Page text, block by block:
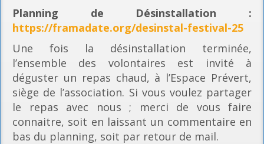
Planning de Désinstallation :
https://framadate.org/desinstal-festival-25
Une fois la désinstallation terminée,
l’ensemble des volontaires est invité à
déguster un repas chaud, à l’Espace Prévert,
siège de l’association. Si vous voulez partager
le repas avec nous ; merci de vous faire
connaitre, soit en laissant un commentaire en
bas du planning, soit par retour de mail.